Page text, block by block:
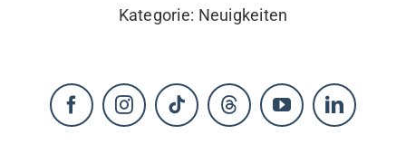
VERSORGUNGKategorie: Neuigkeiten